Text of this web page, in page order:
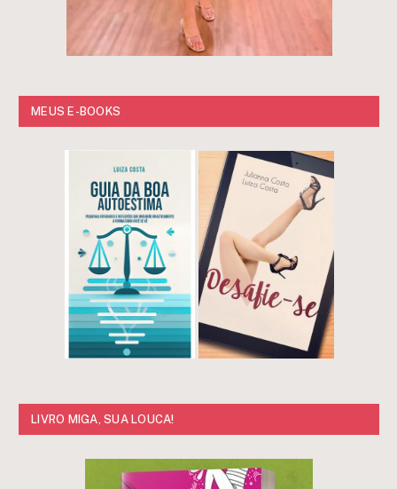
MEUS E-BOOKS
LIVRO MIGA, SUA LOUCA!